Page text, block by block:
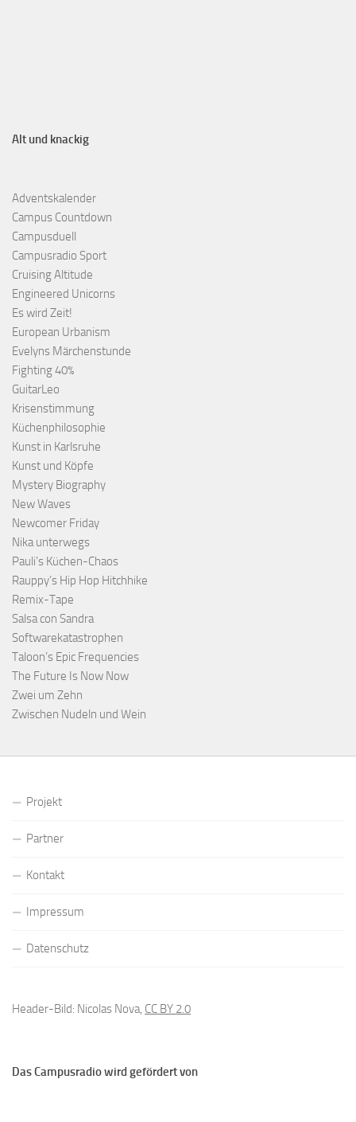
Alt und knackig
Adventskalender
Campus Countdown
Campusduell
Campusradio Sport
Cruising Altitude
Engineered Unicorns
Es wird Zeit!
European Urbanism
Evelyns Märchenstunde
Fighting 40%
GuitarLeo
Krisenstimmung
Küchenphilosophie
Kunst in Karlsruhe
Kunst und Köpfe
Mystery Biography
New Waves
Newcomer Friday
Nika unterwegs
Pauli's Küchen-Chaos
Rauppy’s Hip Hop Hitchhike
Remix-Tape
Salsa con Sandra
Softwarekatastrophen
Taloon’s Epic Frequencies
The Future Is Now Now
Zwei um Zehn
Zwischen Nudeln und Wein
Projekt
Partner
Kontakt
Impressum
Datenschutz
Header-Bild: Nicolas Nova, CC BY 2.0
Das Campusradio wird gefördert von